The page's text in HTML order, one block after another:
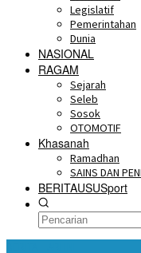
Legislatif
Pemerintahan
Dunia
NASIONAL
RAGAM
Sejarah
Seleb
Sosok
OTOMOTIF
Khasanah
Ramadhan
SAINS DAN
BERITAUSUSport